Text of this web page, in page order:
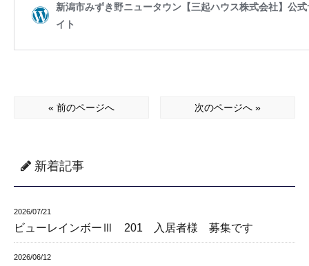
« 前のページへ 次のページへ »
新着記事
2026/07/21
ビューレインボーⅢ 201 入居者様 募集です
2026/06/12